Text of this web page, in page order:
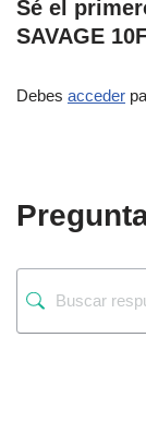
Sé el
SAVAGE
Debes acceder